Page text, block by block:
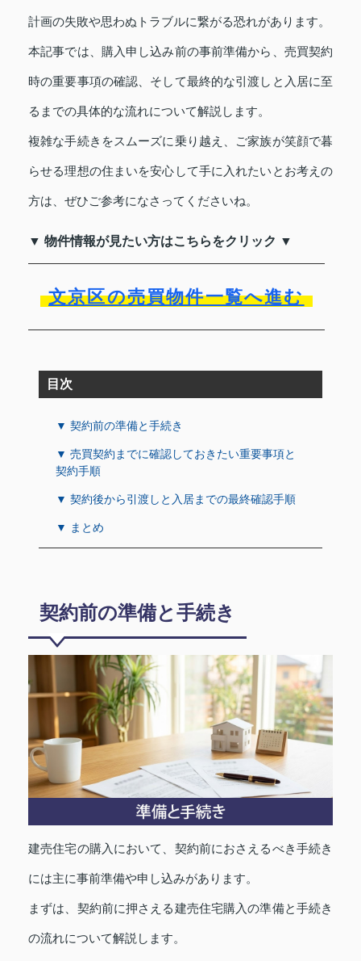
計画の失敗や思わぬトラブルに繋がる恐れがあります。
本記事では、購入申し込み前の事前準備から、売買契約
時の重要事項の確認、そして最終的な引渡しと入居に至
るまでの具体的な流れについて解説します。
複雑な手続きをスムーズに乗り越え、ご家族が笑顔で暮
らせる理想の住まいを安心して手に入れたいとお考えの
方は、ぜひご参考になさってくださいね。
▼ 物件情報が見たい方はこちらをクリック ▼
文京区の売買物件一覧へ進む
目次
▼ 契約前の準備と手続き
▼ 売買契約までに確認しておきたい重要事項と
契約手順
▼ 契約後から引渡しと入居までの最終確認手順
▼ まとめ
契約前の準備と手続き
建売住宅の購入において、契約前におさえるべき手続き
には主に事前準備や申し込みがあります。
まずは、契約前に押さえる建売住宅購入の準備と手続き
の流れについて解説します。